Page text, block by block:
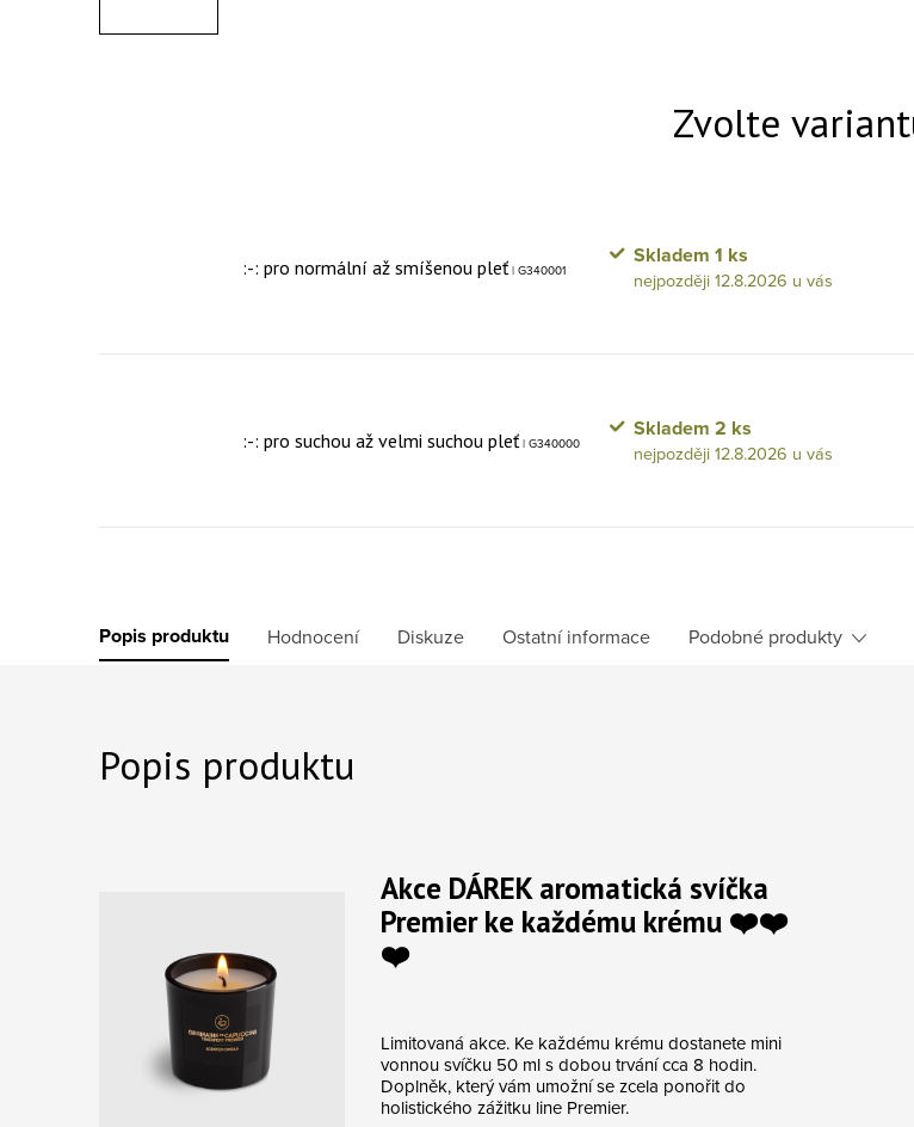
:-: pro normální až smíšenou pleť | G340001
Skladem1 ks
12.8.2026
:-: pro suchou až velmi suchou pleť | G340000
Skladem2 ks
12.8.2026
Popis produktu Hodnocení Diskuze Ostatní informace Podobné produkty
Popis produktu
Akce DÁREK aromatická svíčka
Premier ke každému krému ❤️❤️
❤️
Limitovaná akce. Ke každému krému dostanete mini
vonnou svíčku 50 ml s dobou trvání cca 8 hodin.
Doplněk, který vám umožní se zcela ponořit do
holistického zážitku line Premier.